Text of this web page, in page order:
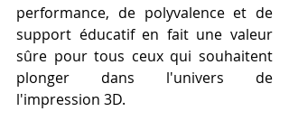
performance, de polyvalence et de
support éducatif en fait une valeur
sûre pour tous ceux qui souhaitent
plonger dans l'univers de
l'impression 3D.